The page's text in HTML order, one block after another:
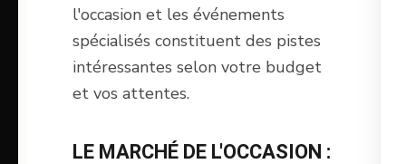
l'occasion et les événements
spécialisés constituent des pistes
intéressantes selon votre budget
et vos attentes.
LE MARCHÉ DE L'OCCASION :